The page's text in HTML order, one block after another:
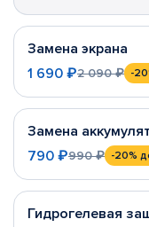
Замена экрана
1 690 ₽2 090 ₽ -
Замена
790 ₽990 ₽ -20%
Гидрогелевая